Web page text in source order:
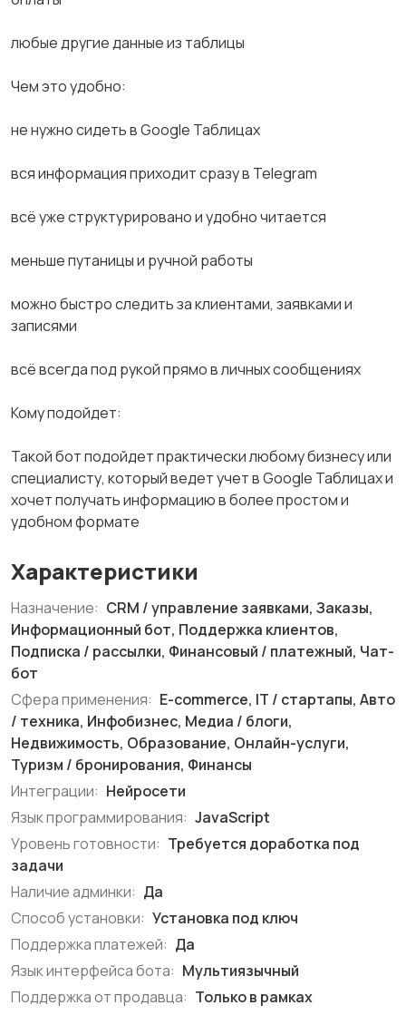
любые другие данные из таблицы
Чем это удобно:
не нужно сидеть в Google Таблицах
вся информация приходит сразу в Telegram
всё уже структурировано и удобно читается
меньше путаницы и ручной работы
можно быстро следить за клиентами, заявками и
записями
всё всегда под рукой прямо в личных сообщениях
Кому подойдет:
Такой бот подойдет практически любому бизнесу или
специалисту, который ведет учет в Google Таблицах и
хочет получать информацию в более простом и
удобном формате
Характеристики
Назначение: CRM / управление заявками, Заказы,
Информационный бот, Поддержка клиентов,
Подписка / рассылки, Финансовый / платежный, Чат-
бот
Сфера применения: E-commerce, IT / стартапы, Авто
/ техника, Инфобизнес, Медиа / блоги,
Недвижимость, Образование, Онлайн-услуги,
Туризм / бронирования, Финансы
Интеграции: Нейросети
Язык программирования: JavaScript
Уровень готовности: Требуется доработка под
задачи
Наличие админки: Да
Способ установки: Установка под ключ
Поддержка платежей: Да
Язык интерфейса бота: Мультиязычный
Поддержка от продавца: Только в рамках